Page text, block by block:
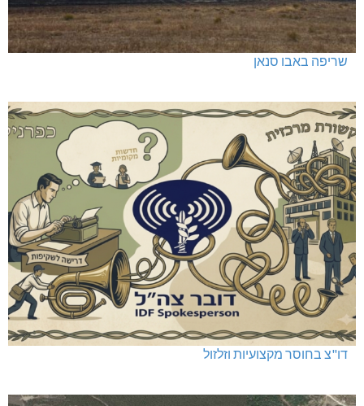
שריפה באבו סנאן
דו"צ בחוסר מקצועיות וזלזול